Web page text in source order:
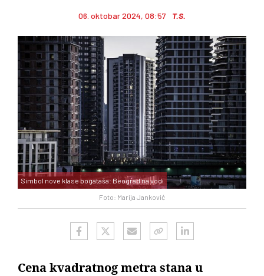
06. oktobar 2024, 08:57 T.S.
Foto: Marija Janković
Simbol nove klase bogataša: Beograd na vodi
Cena kvadratnog metra stana u